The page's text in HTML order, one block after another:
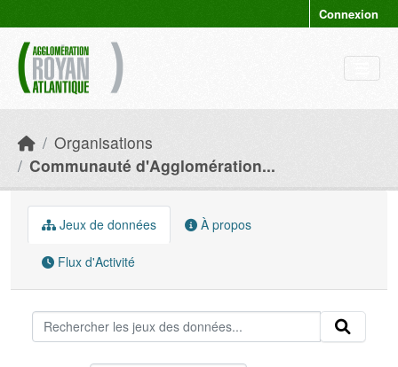
Connexion
Organisations
Communauté d'Agglomération...
Jeux de données À propos
Flux d'Activité